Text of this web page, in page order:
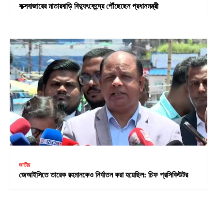
কক্সবাজারের মাতারবাড়ি বিদ্যুৎকেন্দ্রে পৌঁছেছেন প্রধানমন্ত্রী
জাতীয়
জেআইসিতে তারেক রহমানকেও নির্যাতন করা হয়েছিল: চিফ প্রসিকিউটর